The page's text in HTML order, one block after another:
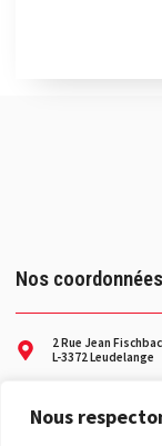
Nous
Nos coordonnées
2 Rue Jean
L-3372 Leudelange
contact@petro-